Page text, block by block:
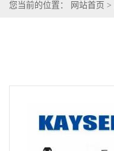
您当前的位置： 网站首页 >